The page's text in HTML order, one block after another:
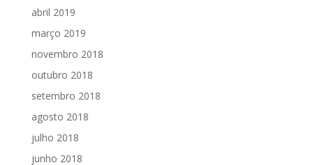
abril 2019
março 2019
novembro 2018
outubro 2018
setembro 2018
agosto 2018
julho 2018
junho 2018